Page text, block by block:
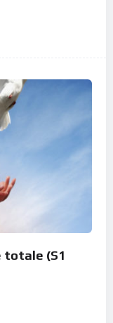
(S1